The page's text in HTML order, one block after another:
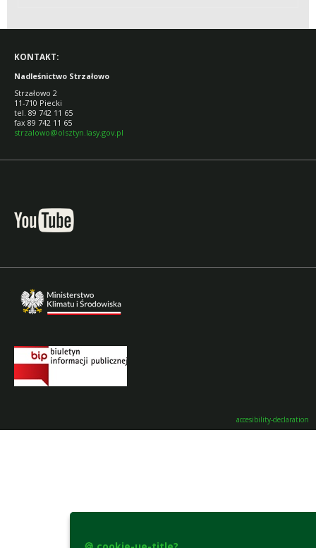
KONTAKT:
Nadleśnictwo Strzałowo
Strzałowo 2
11-710 Piecki
tel. 89 742 11 65
fax 89 742 11 65
strzalowo@olsztyn.lasy.gov.pl
accesibility-declaration